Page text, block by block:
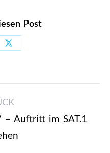
Post
Share
– Auftritt im SAT.1